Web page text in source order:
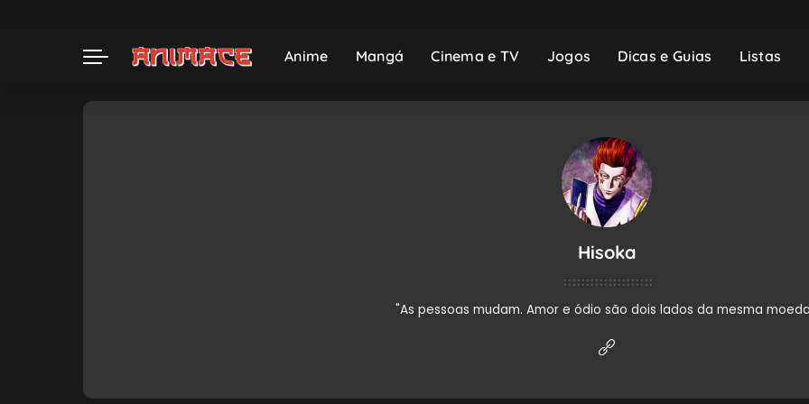
Anime Mangá Cinema e TV Jogos Dicas e Guias Listas
Hisoka
"As pessoas mudam. Amor e ódio são dois lados da mesma